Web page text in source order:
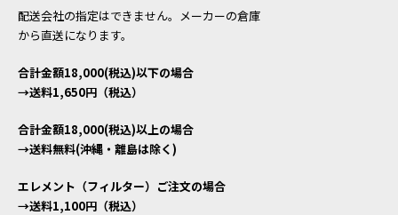
配送会社の指定はできません。メーカーの倉庫
から直送になります。
合計金額18,000(税込)以下の場合
→送料1,650円（税込）
合計金額18,000(税込)以上の場合
→送料無料(沖縄・離島は除く)
エレメント（フィルター）ご注文の場合
→送料1,100円（税込）